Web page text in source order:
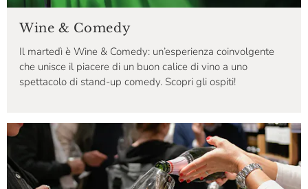
Wine & Comedy
Il martedì è Wine & Comedy: un’esperienza coinvolgente
che unisce il piacere di un buon calice di vino a uno
spettacolo di stand-up comedy. Scopri gli ospiti!